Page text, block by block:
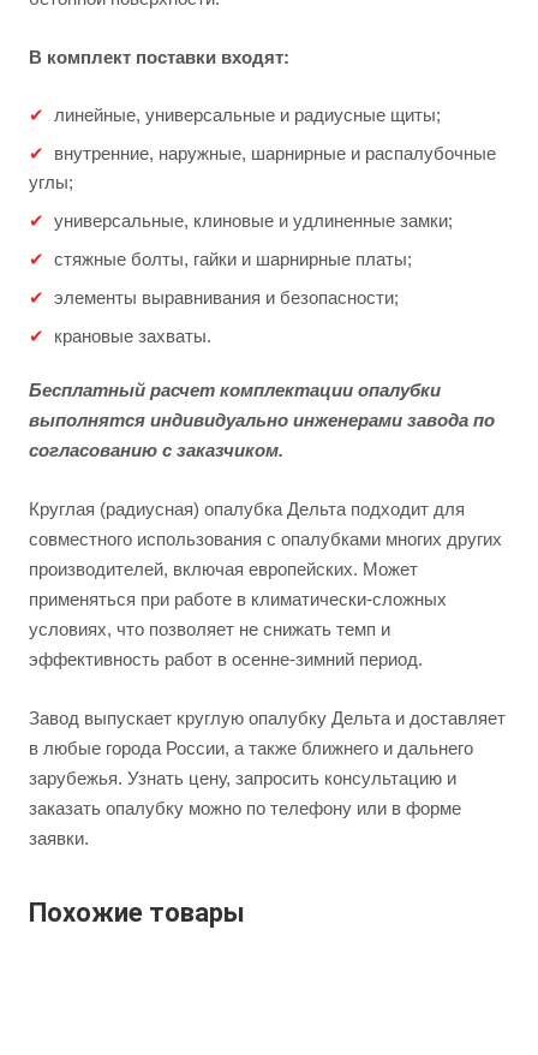
В комплект поставки входят:
линейные, универсальные и радиусные щиты;
внутренние, наружные, шарнирные и распалубочные
углы;
универсальные, клиновые и удлиненные замки;
стяжные болты, гайки и шарнирные платы;
элементы выравнивания и безопасности;
крановые захваты.
Бесплатный расчет комплектации опалубки
выполнятся индивидуально инженерами завода по
согласованию с заказчиком.
Круглая (радиусная) опалубка Дельта подходит для
совместного использования с опалубками многих других
производителей, включая европейских. Может
применяться при работе в климатически-сложных
условиях, что позволяет не снижать темп и
эффективность работ в осенне-зимний период.
Завод выпускает круглую опалубку Дельта и доставляет
в любые города России, а также ближнего и дальнего
зарубежья. Узнать цену, запросить консультацию и
заказать опалубку можно по телефону или в форме
заявки.
Похожие товары